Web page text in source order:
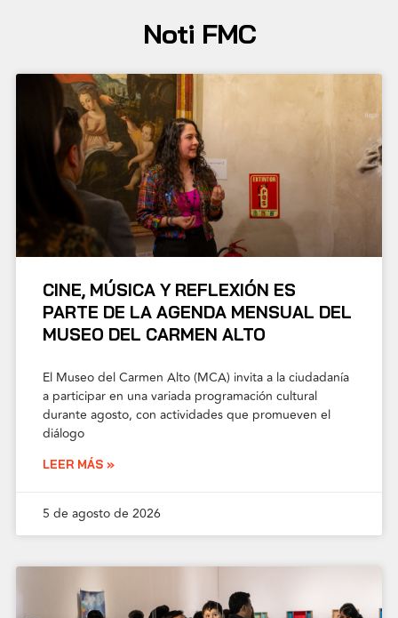
Noti FMC
CINE, MÚSICA Y REFLEXIÓN ES
PARTE DE LA AGENDA MENSUAL DEL
MUSEO DEL CARMEN ALTO
El Museo del Carmen Alto (MCA) invita a la ciudadanía
a participar en una variada programación cultural
durante agosto, con actividades que promueven el
diálogo
LEER MÁS »
5 de agosto de 2026